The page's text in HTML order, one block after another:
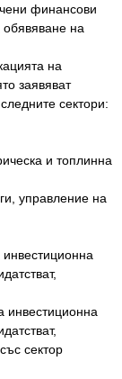
финансови
обявяване на
на
заявяват
сектори:
и топлинна
управление на
инвестиционна
сектор